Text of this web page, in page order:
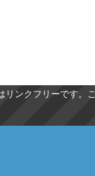
リンクフリーです。